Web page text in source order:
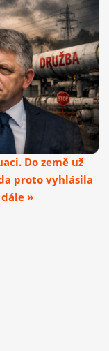
Do země už
proto vyhlásila
»